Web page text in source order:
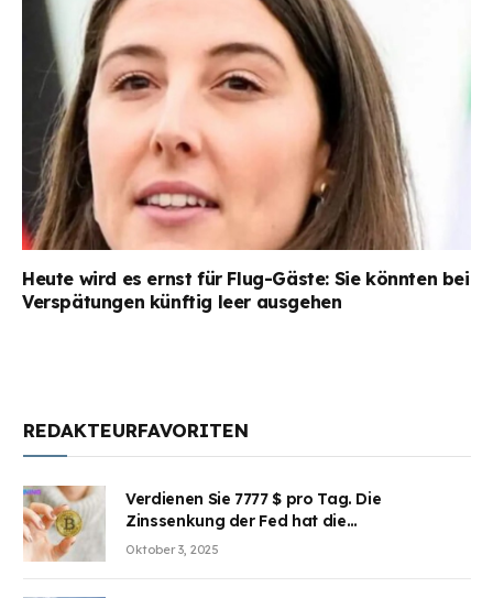
Heute wird es ernst für Flug-Gäste: Sie könnten bei
Verspätungen künftig leer ausgehen
REDAKTEURFAVORITEN
Verdienen Sie 7777 $ pro Tag. Die
Zinssenkung der Fed hat die
Aufmerksamkeit des Marktes erregt.
Oktober 3, 2025